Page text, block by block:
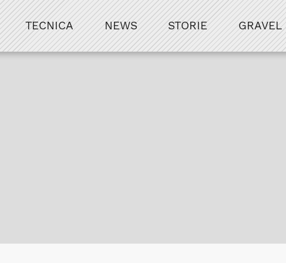
TECNICA NEWS STORIE GRAVEL